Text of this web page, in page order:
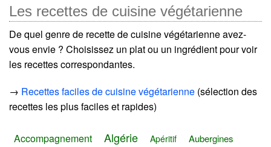
Les recettes de cuisine végétarienne
De quel genre de recette de cuisine végétarienne avez-
vous envie ? Choisissez un plat ou un ingrédient pour voir
les recettes correspondantes.
→ Recettes faciles de cuisine végétarienne (sélection des
recettes les plus faciles et rapides)
Accompagnement Algérie Apéritif Aubergines